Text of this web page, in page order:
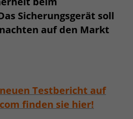
Sicherungsgerät soll
auf den Markt
neuen Testbericht auf
finden sie hier!